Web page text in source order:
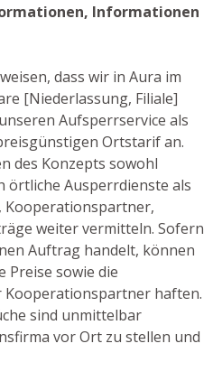
Informationen
dass wir in Aura im
[Niederlassung, Filiale]
Aufsperrservice als
Ortstarif an.
des Konzepts sowohl
örtliche Ausperrdienste als
weiter vermitteln. Sofern
Auftrag handelt, können
Preise sowie die
haften.
sind unmittelbar
vor Ort zu stellen und